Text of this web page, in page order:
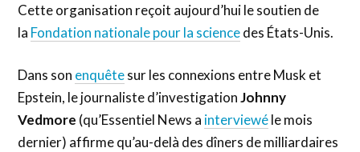
Cette organisation reçoit aujourd’hui le soutien de
la Fondation nationale pour la sciencedes États-Unis.
Dans son enquêtesur les connexions entre Musk et
Epstein, le journaliste d’investigationJohnny
Vedmore (qu’Essentiel News a interviewéle mois
dernier) affirme qu’au-delà des dîners de milliardaires